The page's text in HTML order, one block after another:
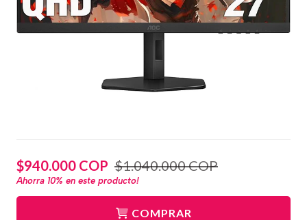
$940.000 COP $1.040.000 COP
Ahorra 10% en este producto!
COMPRAR